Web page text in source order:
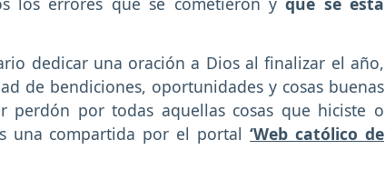
dedicar una oración a Dios al finalizar el año,
de bendiciones, oportunidades y cosas buenas
perdón por todas aquellas cosas que hiciste o
una compartida por el portal‘Web católico de